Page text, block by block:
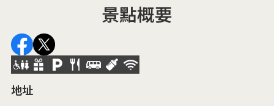
景點概要
地址